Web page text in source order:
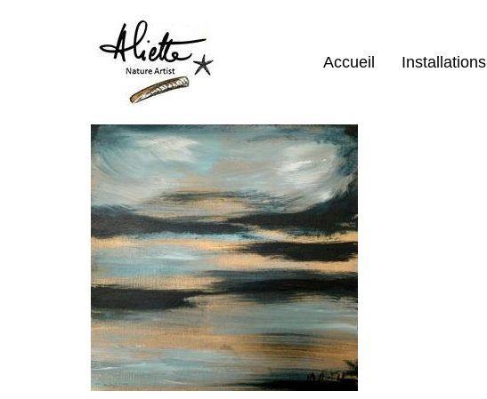
Accueil Installations